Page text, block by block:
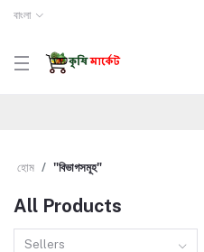
বাংলা
হোম "বিভাগসমূহ"
All Products
Sellers